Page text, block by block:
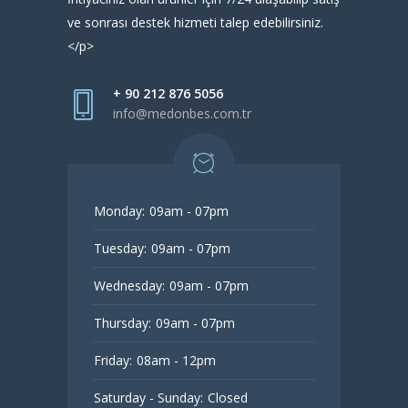
ve sonrası destek hizmeti talep edebilirsiniz.
</p>
+ 90 212 876 5056
info@medonbes.com.tr
Monday: 09am - 07pm
Tuesday: 09am - 07pm
Wednesday: 09am - 07pm
Thursday: 09am - 07pm
Friday: 08am - 12pm
Saturday - Sunday: Closed